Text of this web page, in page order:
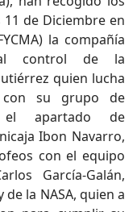
de Diciembre en
la compañía
al control de la
quien lucha
con su grupo de
el apartado de
Ibon Navarro,
con el equipo
García-Galán,
la NASA, quien a